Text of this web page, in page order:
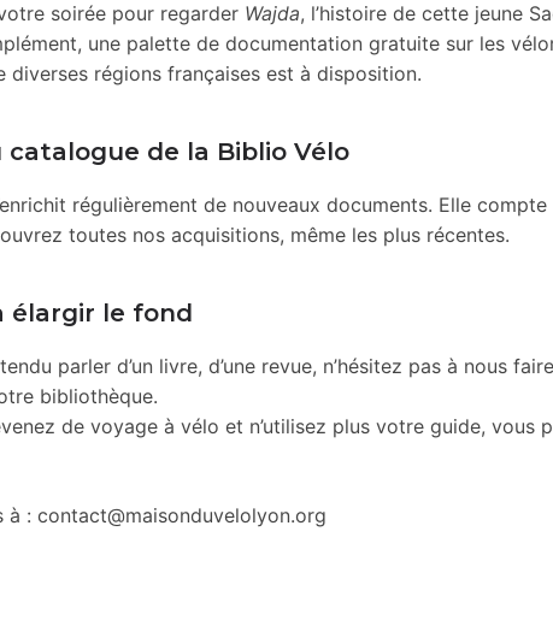
soirée pour regarder Wajda, l’histoire de cette jeune
une palette de documentation gratuite sur les
diverses régions françaises est à disposition.
catalogue de la Biblio Vélo
régulièrement de nouveaux documents. Elle
toutes nos acquisitions, même les plus récentes.
élargir le fond
parler d’un livre, d’une revue, n’hésitez pas à nous
bibliothèque.
de voyage à vélo et n’utilisez plus votre guide, vous
à : contact@maisonduvelolyon.org